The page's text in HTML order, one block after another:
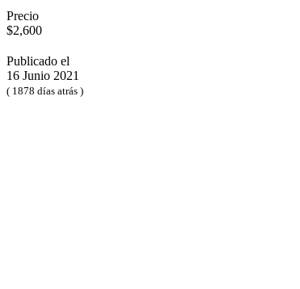
Precio
$2,600
Publicado el
16 Junio 2021
( 1878 días atrás )